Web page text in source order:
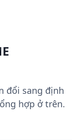
đổi sang định
hợp ở trên.